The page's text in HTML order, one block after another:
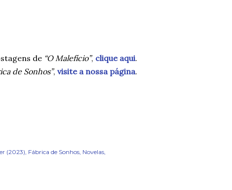
de “O Malefício”, clique aqui.
de Sonhos”, visite a nossa página.
(2023) Fábrica de Sonhos Novelas